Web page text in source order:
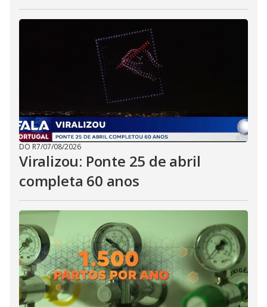
DO R7/07/08/2026
Viralizou: Ponte 25 de abril
completa 60 anos